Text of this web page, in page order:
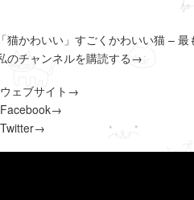
「猫かわいい」すごくかわいい猫 –
のチャンネルを購読する→
ェブサイト→